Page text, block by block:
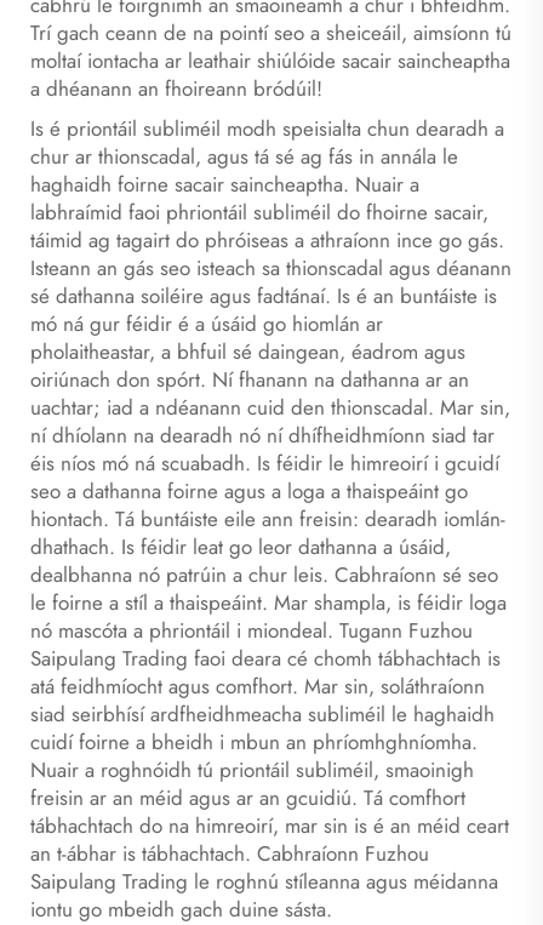
Trí gach ceann de na pointí seo a sheiceáil, aimsíonn tú
moltaí iontacha ar leathair shiúlóide sacair saincheaptha
a dhéanann an fhoireann bródúil!
Is é priontáil subliméil modh speisialta chun dearadh a
chur ar thionscadal, agus tá sé ag fás in annála le
haghaidh foirne sacair saincheaptha. Nuair a
labhraímid faoi phriontáil subliméil do fhoirne sacair,
táimid ag tagairt do phróiseas a athraíonn ince go gás.
Isteann an gás seo isteach sa thionscadal agus déanann
sé dathanna soiléire agus fadtánaí. Is é an buntáiste is
mó ná gur féidir é a úsáid go hiomlán ar
pholaitheastar, a bhfuil sé daingean, éadrom agus
oiriúnach don spórt. Ní fhanann na dathanna ar an
uachtar; iad a ndéanann cuid den thionscadal. Mar sin,
ní dhíolann na dearadh nó ní dhífheidhmíonn siad tar
éis níos mó ná scuabadh. Is féidir le himreoirí i gcuidí
seo a dathanna foirne agus a loga a thaispeáint go
hiontach. Tá buntáiste eile ann freisin: dearadh iomlán-
dhathach. Is féidir leat go leor dathanna a úsáid,
dealbhanna nó patrúin a chur leis. Cabhraíonn sé seo
le foirne a stíl a thaispeáint. Mar shampla, is féidir loga
nó mascóta a phriontáil i miondeal. Tugann Fuzhou
Saipulang Trading faoi deara cé chomh tábhachtach is
atá feidhmíocht agus comfhort. Mar sin, soláthraíonn
siad seirbhísí ardfheidhmeacha subliméil le haghaidh
cuidí foirne a bheidh i mbun an phríomhghníomha.
Nuair a roghnóidh tú priontáil subliméil, smaoinigh
freisin ar an méid agus ar an gcuidiú. Tá comfhort
tábhachtach do na himreoirí, mar sin is é an méid ceart
an t-ábhar is tábhachtach. Cabhraíonn Fuzhou
Saipulang Trading le roghnú stíleanna agus méidanna
iontu go mbeidh gach duine sásta.